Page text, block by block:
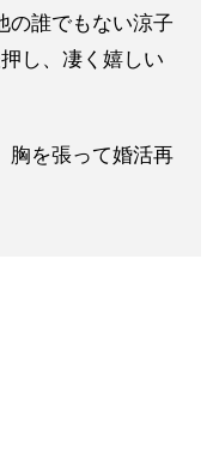
の誰でもない涼子
し、凄く嬉しい
胸を張って婚活再